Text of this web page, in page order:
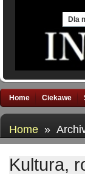
Dla
Home Ciekawe
Home »
Kultura,